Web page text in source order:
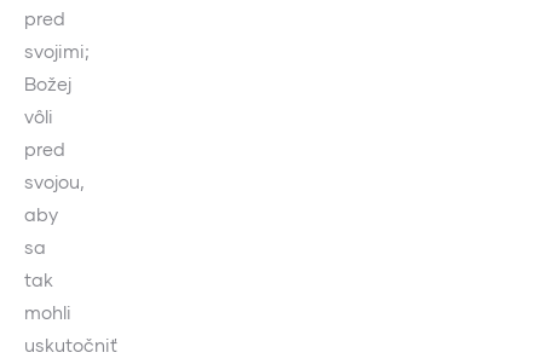
pred
svojimi;
Božej
vôli
pred
svojou,
aby
sa
tak
mohli
uskutočniť